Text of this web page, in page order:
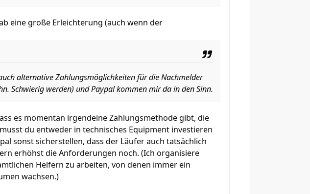
eine große Erleichterung (auch wenn der
alternative Zahlungsmöglichkeiten für die Nachmelder
Schwierig werden) und Paypal kommen mir da in den Sinn.
es momentan irgendeine Zahlungsmethode gibt, die
du entweder in technisches Equipment investieren
sonst sicherstellen, dass der Läufer auch tatsächlich
erhöhst die Anforderungen noch. (Ich organisiere
Helfern zu arbeiten, von denen immer ein
wachsen.)